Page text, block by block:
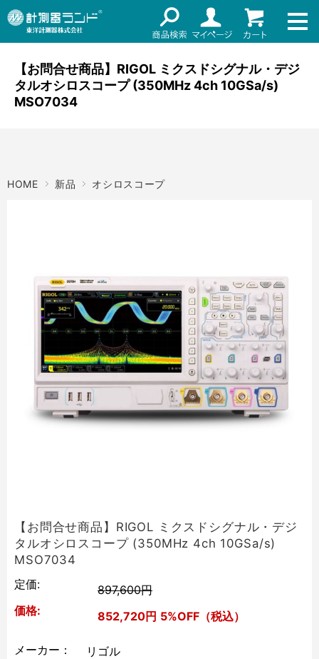
ネット通販（リセール）
ご利用ガイド
メーカーショップ
店舗情報
メーカー名
価格帯
【お問合せ商品】RIGOL ミクスドシグナル・デジ
タルオシロスコープ (350MHz 4ch 10GSa/s)
MSO7034
HOME 新品 オシロスコープ
【お問合せ商品】RIGOL ミクスドシグナル・デジ
タルオシロスコープ (350MHz 4ch 10GSa/s)
MSO7034
定価:
897,600円
価格:
852,720円 5%OFF（税込）
メーカー：
リゴル